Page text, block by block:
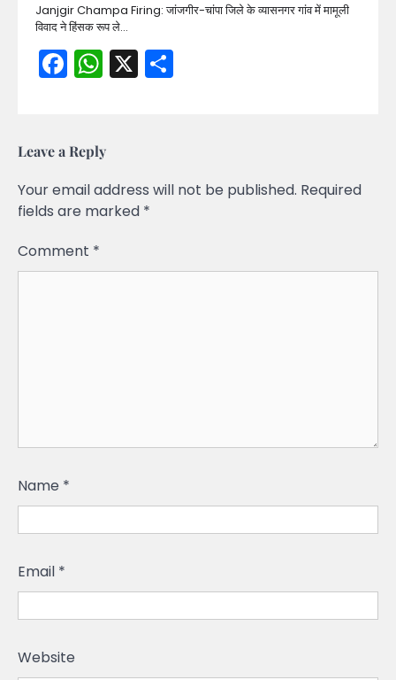
Janjgir Champa Firing: जांजगीर-चांपा जिले के व्यासनगर गांव में मामूली
विवाद ने हिंसक रूप ले…
Facebook
WhatsApp
X
Leave a Reply
Your email address will not be published. Required
fields are marked *
Comment *
Name *
Email *
Website